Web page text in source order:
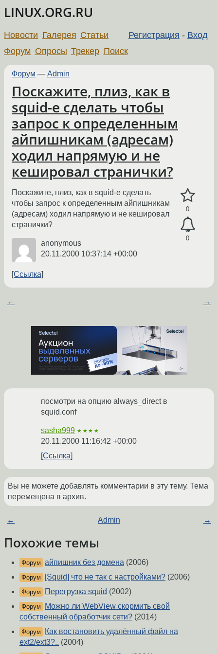
LINUX.ORG.RU
Регистрация - Вход
Новости Галерея Статьи
Форум Опросы Трекер Поиск
Форум — Admin
Поскажите, плиз, как в
squid-е сделать чтобы
запрос к определенным
айпишникам (адресам)
ходил напрямую и не
кешировал странички?
0
0
Поскажите, плиз, как в squid-е сделать
чтобы запрос к определенным айпишникам
(адресам) ходил напрямую и не кешировал
странички?
anonymous
20.11.2000 10:37:14 +00:00
Ссылка
← →
посмотри на опцию always_direct в
squid.conf
sasha999 ★★★★
20.11.2000 11:16:42 +00:00
Ссылка
Вы не можете добавлять комментарии в эту тему. Тема
перемещена в архив.
← Admin →
Похожие темы
Форум айпишник без домена (2006)
Форум [Squid] что не так с настройками? (2006)
Форум Перегрузка squid (2002)
Форум
Можно ли WebView скормить свой
собственный обработчик сети? (2014)
Форум
Как востановить удалённый файл на
ext2/ext3?.. (2004)